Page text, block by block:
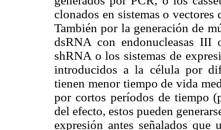
clonados en sistemas o
También por la generación de
dsRNA con endonucleasas
shRNA o los sistemas de
introducidos a la célula por
tienen menor tiempo de vida
por cortos períodos de tiempo
del efecto, estos pueden
expresión antes señalados que